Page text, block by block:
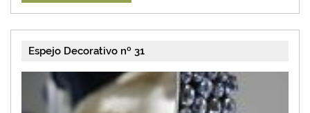
Espejo Decorativo nº 31